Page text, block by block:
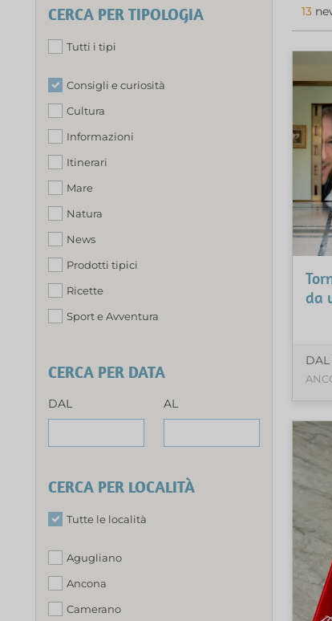
CERCA PER TIPOLOGIA
Tutti i tipi
Consigli e curiosità
Cultura
Informazioni
Itinerari
Mare
Natura
News
Prodotti tipici
Ricette
Sport e Avventura
CERCA PER DATA
DAL AL
CERCA PER LOCALITÀ
Tutte le località
Agugliano
Ancona
Camerano
13
da